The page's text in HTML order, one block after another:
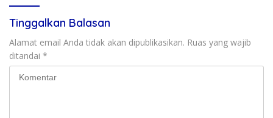
Tinggalkan Balasan
Alamat email Anda tidak akan dipublikasikan. Ruas yang wajib
ditandai *